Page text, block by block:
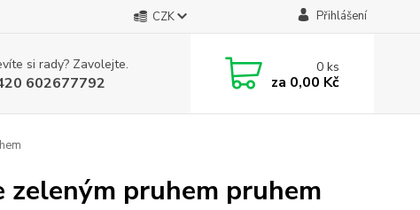
CZK Přihlášení
si rady? Zavolejte.
602677792
0ks
za 0,00 Kč
pruhem pruhem